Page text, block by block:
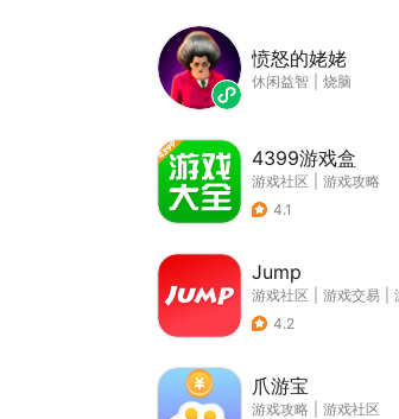
愤怒的姥姥
休闲益智 烧脑
4399游戏盒
游戏社区
游戏攻略
4.1
Jump
游戏社区 游戏交易
4.2
爪游宝
游戏攻略
游戏社区